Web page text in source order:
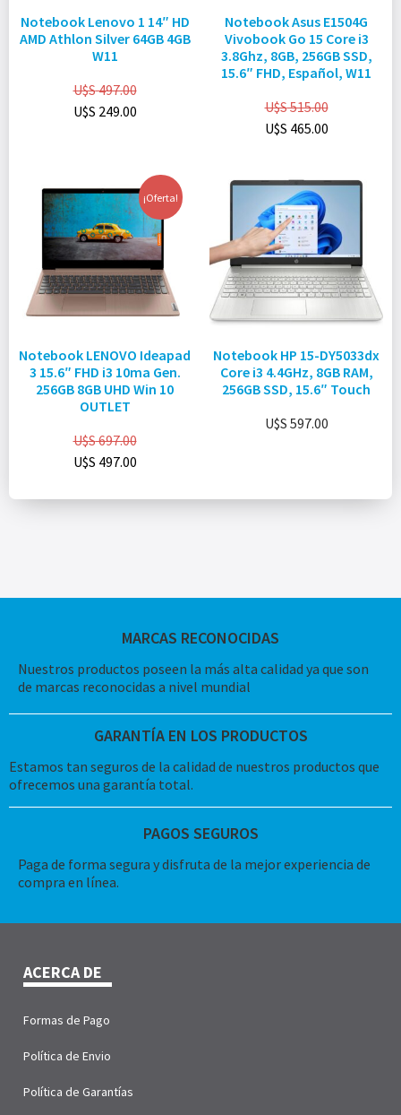
Notebook Lenovo 1 14″ HD
AMD Athlon Silver 64GB 4GB
W11
U$S497.00
U$S 249.00
Notebook Asus E1504G
Vivobook Go 15 Core i3
3.8Ghz, 8GB, 256GB SSD,
15.6″ FHD, Español, W11
U$S515.00
U$S 465.00
¡Oferta!
Notebook LENOVO Ideapad
3 15.6″ FHD i3 10ma Gen.
256GB 8GB UHD Win 10
OUTLET
U$S697.00
U$S 497.00
Notebook HP 15-DY5033dx
Core i3 4.4GHz, 8GB RAM,
256GB SSD, 15.6″ Touch
U$S 597.00
MARCAS RECONOCIDAS
Nuestros productos poseen la más alta calidad ya que son
de marcas reconocidas a nivel mundial
GARANTÍA EN LOS PRODUCTOS
Estamos tan seguros de la calidad de nuestros productos que
ofrecemos una garantía total.
PAGOS SEGUROS
Paga de forma segura y disfruta de la mejor experiencia de
compra en línea.
ACERCA DE
Formas de Pago
Política de Envio
Política de Garantías